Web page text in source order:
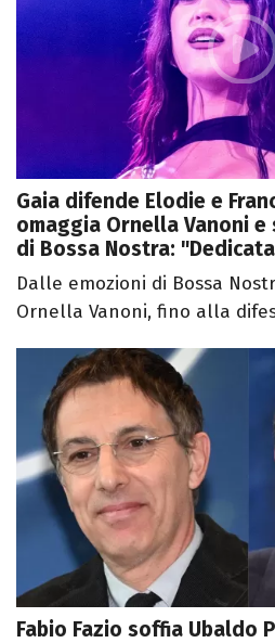
Gaia difende Elodie e
omaggia Ornella Vanoni
di Bossa Nostra:
Dalle emozioni di Bossa
Ornella Vanoni, fino alla
Fabio Fazio soffia Ubaldo